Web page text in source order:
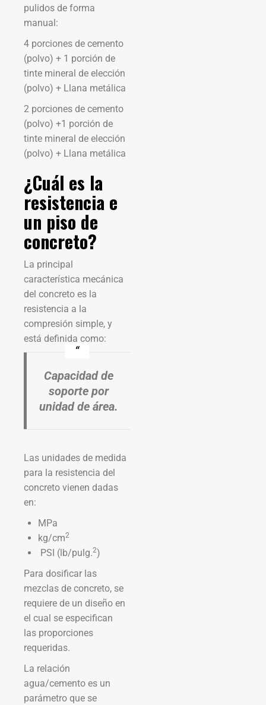
pulidos de forma
manual:
4 porciones de cemento
(polvo) + 1 porción de
tinte mineral de elección
(polvo) + Llana metálica
2 porciones de cemento
(polvo) +1 porción de
tinte mineral de elección
(polvo) + Llana metálica
¿Cuál es la
resistencia e
un piso de
concreto?
La principal
característica mecánica
del concreto es la
resistencia a la
compresión simple, y
está definida como:
Capacidad de
soporte por
unidad de área.
Las unidades de medida
para la resistencia del
concreto vienen dadas
en:
MPa
kg/cm2
PSI (lb/pulg.2)
Para dosificar las
mezclas de concreto, se
requiere de un diseño en
el cual se especifican
las proporciones
requeridas.
La relación
agua/cemento es un
parámetro que se